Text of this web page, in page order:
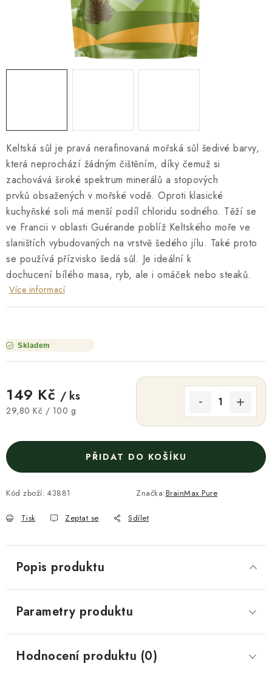
Keltská sůl je pravá nerafinovaná mořská sůl šedivé barvy,
která neprochází žádným čištěním, díky čemuž si
zachovává široké spektrum minerálů a stopových
prvků obsažených v mořské vodě. Oproti klasické
kuchyňské soli má menší podíl chloridu sodného. Těží se
ve Francii v oblasti Guérande poblíž Keltského moře ve
slaništích vybudovaných na vrstvě šedého jílu. Také proto
se používá přízvisko šedá sůl. Je ideální k
dochucení bílého masa, ryb, ale i omáček nebo steaků.
Více informací
Skladem
149 Kč / ks
Měrná cena:
29,80 Kč / 100 g
PŘIDAT DO KOŠÍKU
Kód zboží: 43881 Značka:BrainMax Pure
Tisk Zeptat se Sdílet
Popis produktu
Parametry produktu
Hodnocení produktu (0)